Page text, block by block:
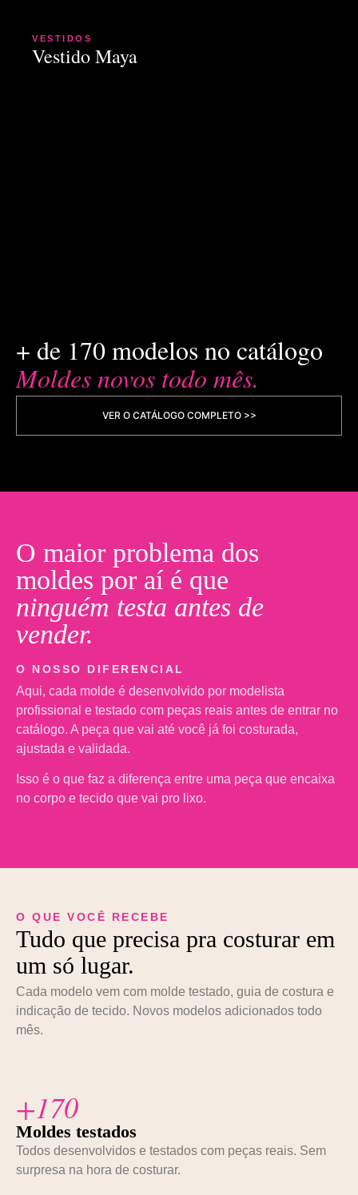
VESTIDOS
Vestido Maya
+ de 170 modelos no catálogo
Moldes novos todo mês.
VER O CATÁLOGO COMPLETO >>
O maior problema dos
moldes por aí é que
ninguém testa antes de
vender.
O NOSSO DIFERENCIAL
Aqui, cada molde é desenvolvido por modelista
profissional e testado com peças reais antes de entrar no
catálogo. A peça que vai até você já foi costurada,
ajustada e validada.
Isso é o que faz a diferença entre uma peça que encaixa
no corpo e tecido que vai pro lixo.
O QUE VOCÊ RECEBE
Tudo que precisa pra costurar em
um só lugar.
Cada modelo vem com molde testado, guia de costura e
indicação de tecido. Novos modelos adicionados todo
mês.
+170
Moldes testados
Todos desenvolvidos e testados com peças reais. Sem
surpresa na hora de costurar.